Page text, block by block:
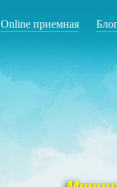
Online приемная